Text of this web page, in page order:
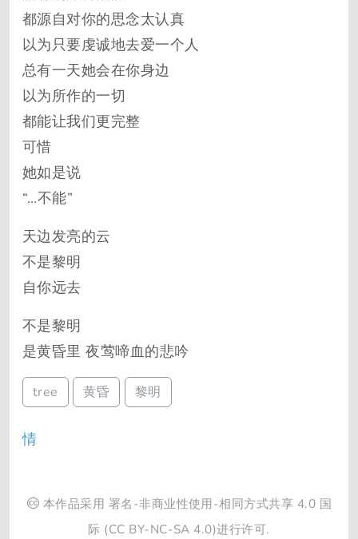
都源自对你的思念太认真
以为只要虔诚地去爱一个人
总有一天她会在你身边
以为所作的一切
都能让我们更完整
可惜
她如是说
“…不能”
天边发亮的云
不是黎明
自你远去
不是黎明
是黄昏里 夜莺啼血的悲吟
tree 黄昏 黎明
情
本作品采用 署名-非商业性使用-相同方式共享 4.0 国
际 (CC BY-NC-SA 4.0)进行许可.